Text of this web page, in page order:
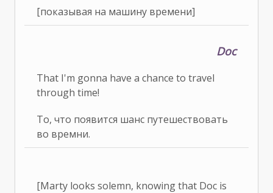
[показывая на машину времени]
Doc
That I'm gonna have a chance to travel
through time!
То, что появится шанс путешествовать
во времни.
[Marty looks solemn, knowing that Doc is